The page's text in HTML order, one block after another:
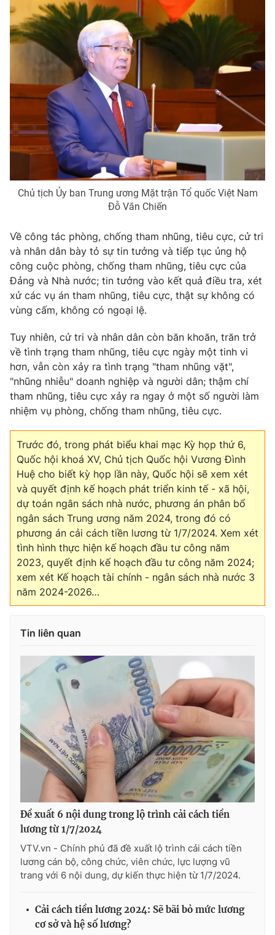
Chủ tịch Ủy ban Trung ương Mặt trận Tổ quốc Việt Nam
Đỗ Văn Chiến
Về công tác phòng, chống tham nhũng, tiêu cực, cử tri
và nhân dân bày tỏ sự tin tưởng và tiếp tục ủng hộ
công cuộc phòng, chống tham nhũng, tiêu cực của
Đảng và Nhà nước; tin tưởng vào kết quả điều tra, xét
xử các vụ án tham nhũng, tiêu cực, thật sự không có
vùng cấm, không có ngoại lệ.
Tuy nhiên, cử tri và nhân dân còn băn khoăn, trăn trở
về tình trạng tham nhũng, tiêu cực ngày một tinh vi
hơn, vẫn còn xảy ra tình trạng "tham nhũng vặt",
"nhũng nhiễu" doanh nghiệp và người dân; thậm chí
tham nhũng, tiêu cực xảy ra ngay ở một số người làm
nhiệm vụ phòng, chống tham nhũng, tiêu cực.
Trước đó, trong phát biểu khai mạc Kỳ họp thứ 6,
Quốc hội khoá XV, Chủ tịch Quốc hội Vương Đình
Huệ cho biết kỳ họp lần này, Quốc hội sẽ xem xét
và quyết định kế hoạch phát triển kinh tế - xã hội,
dự toán ngân sách nhà nước, phương án phân bổ
ngân sách Trung ương năm 2024, trong đó có
phương án cải cách tiền lương từ 1/7/2024. Xem xét
tình hình thực hiện kế hoạch đầu tư công năm
2023, quyết định kế hoạch đầu tư công năm 2024;
xem xét Kế hoạch tài chính - ngân sách nhà nước 3
năm 2024-2026…
Tin liên quan
Đề xuất 6 nội dung trong lộ trình cải cách tiền
lương từ 1/7/2024
VTV.vn - Chính phủ đã đề xuất lộ trình cải cách tiền
lương cán bộ, công chức, viên chức, lực lượng vũ
trang với 6 nội dung, dự kiến thực hiện từ 1/7/2024.
Cải cách tiền lương 2024: Sẽ bãi bỏ mức lương
cơ sở và hệ số lương?